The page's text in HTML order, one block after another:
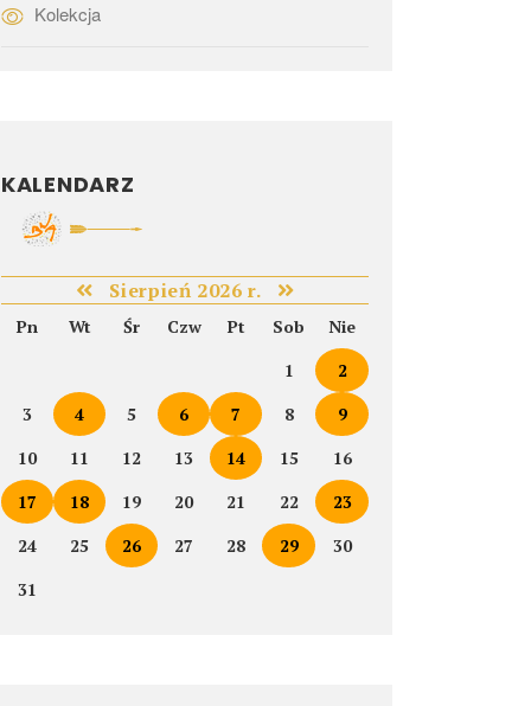
Kolekcja
KALENDARZ
Sierpień 2026 r.
Pn Wt Śr Czw Pt Sob
Nie
1
2
3
4 5 6 7 8
9
10
11 12 13 14 15
16
17
18 19 20 21 22
23
24
25 26 27 28 29
30
31